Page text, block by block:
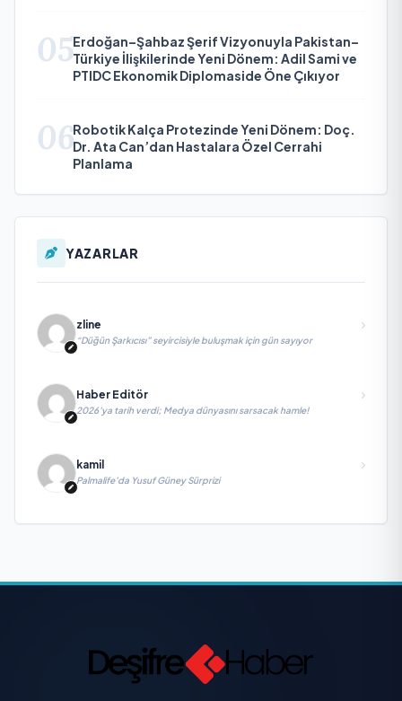
05Erdoğan–Şahbaz Şerif Vizyonuyla Pakistan–
Türkiye İlişkilerinde Yeni Dönem: Adil Sami ve
PTIDC Ekonomik Diplomaside Öne Çıkıyor
06Robotik Kalça Protezinde Yeni Dönem: Doç.
Dr. Ata Can’dan Hastalara Özel Cerrahi
Planlama
YAZARLAR
zline
“Düğün Şarkıcısı” seyircisiyle buluşmak için gün sayıyor
Haber Editör
2026’ya tarih verdi; Medya dünyasını sarsacak hamle!
kamil
Palmalife’da Yusuf Güney Sürprizi